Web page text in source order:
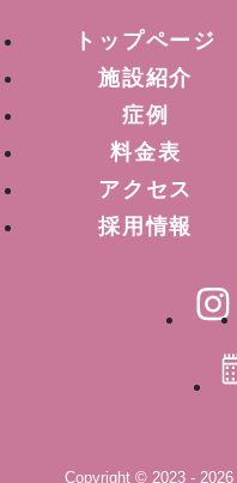
トップページ
施設紹介
症例
料金表
アクセス
採用情報
Copyright © 2023 -